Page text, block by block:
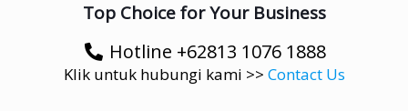
Top Choice for Your Business
Hotline +62813 1076 1888
Klik untuk hubungi kami >> Contact Us